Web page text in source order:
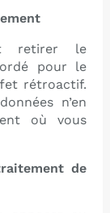
retirer le
pour le
rétroactif.
n’en
où vous
de